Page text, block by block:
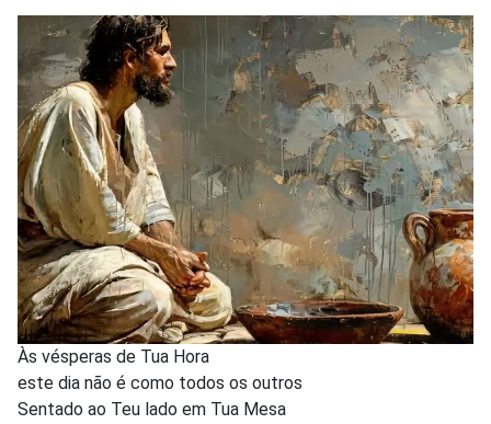
Às vésperas de Tua Hora
este dia não é como todos os outros
Sentado ao Teu lado em Tua Mesa